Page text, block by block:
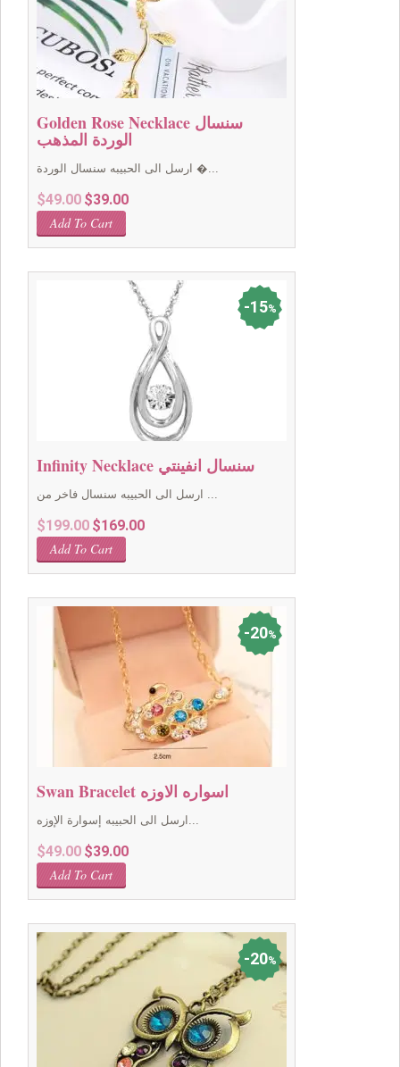
Golden Rose Necklace سنسال
الوردة المذهب
ارسل الى الحبيبه سنسال الوردة �...
$49.00 Original
price
was:
$39.00Current
Add To Cart
15%
Infinity Necklace سنسال انفينتي
ارسل الى الحبيبه سنسال فاخر من ...
$199.00 Original
price
was:
$169.00Current
Add To Cart
20%
Swan Bracelet اسواره الاوزه
ارسل الى الحبيبه إسوارة الإوزه...
$49.00 Original
price
was:
$39.00Current
Add To Cart
20%